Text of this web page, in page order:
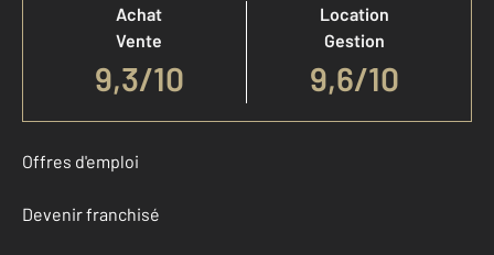
Achat
Vente
9,3/10
Location
Gestion
9,6/10
Offres d'emploi
Devenir franchisé